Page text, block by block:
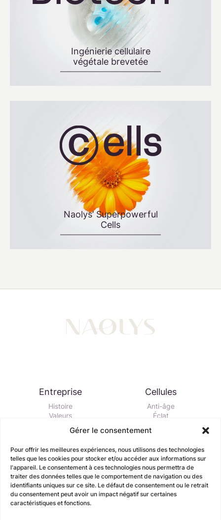
Gérer le consentement
Pour offrir les meilleures expériences, nous utilisons des technologies
telles que les cookies pour stocker et/ou accéder aux informations sur
l'appareil. Le consentement à ces technologies nous permettra de
traiter des données telles que le comportement de navigation ou des
identifiants uniques sur ce site. Le défaut de consentement ou le retrait
du consentement peut avoir un impact négatif sur certaines
caractéristiques et fonctions.
Ingénierie cellulaire
végétale brevetée
Naolys’ Superpowerful
Cells
Entreprise
Histoire
Valeurs
Cellules
Anti-âge
Éclat
Hydratation
Apaisant
Vitalité
Biotechnologie
Atelier cellulaire
Types de cellules
Highlights
Active Hair Care